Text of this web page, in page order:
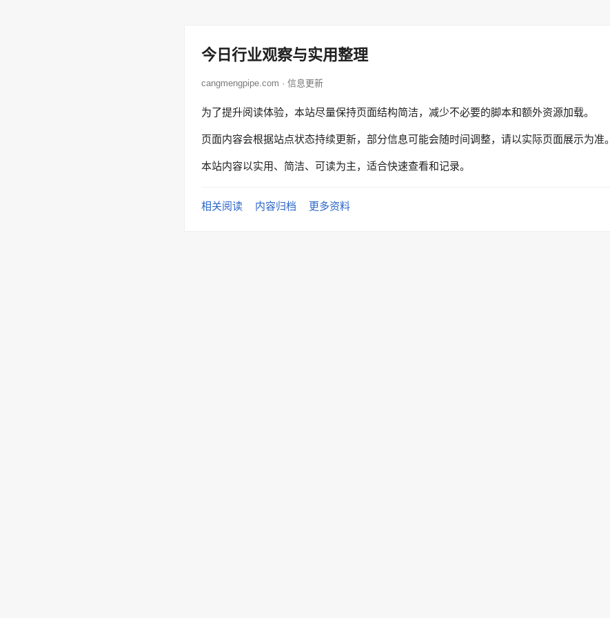
今日行业观察与实用整理
cangmengpipe.com · 信息更新
为了提升阅读体验，本站尽量保持页面结构简洁，减少不必要的脚本和额外资源加载。
页面内容会根据站点状态持续更新，部分信息可能会随时间调整，请以实际页面展示为准。
本站内容以实用、简洁、可读为主，适合快速查看和记录。
相关阅读 内容归档 更多资料